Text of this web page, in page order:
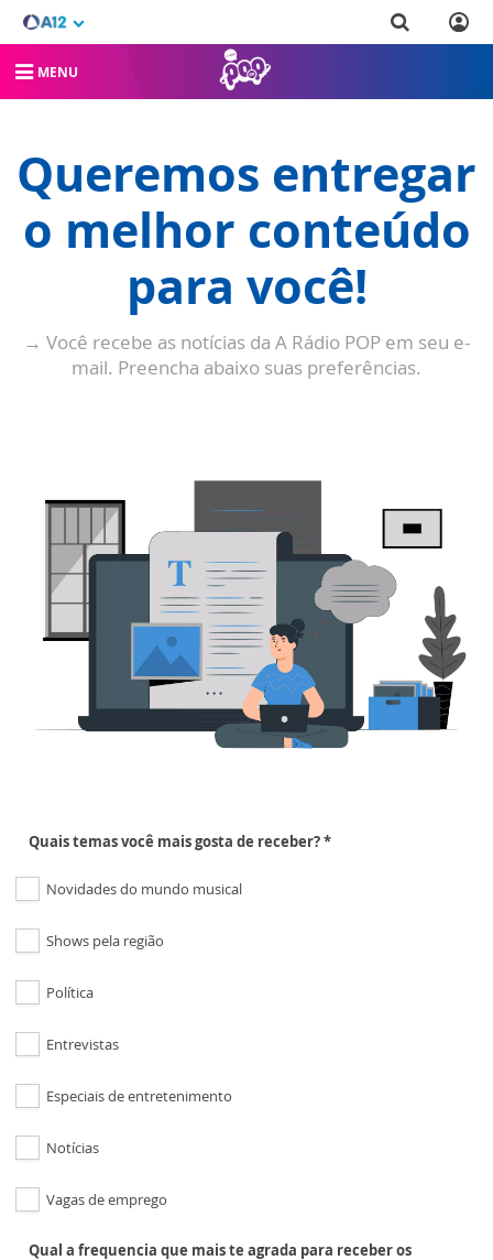
MENU
Queremos entregar
o melhor conteúdo
para você!
→ Você recebe as notícias da A Rádio POP em seu e-
mail. Preencha abaixo suas preferências.
Quais temas você mais gosta de receber? *
Novidades do mundo musical
Shows pela região
Política
Entrevistas
Especiais de entretenimento
Notícias
Vagas de emprego
Qual a frequencia que mais te agrada para receber os